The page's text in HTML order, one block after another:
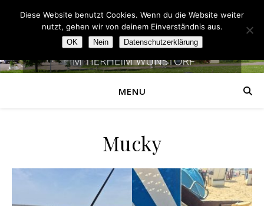
MENU
Mucky
Diese Website benutzt Cookies. Wenn du die Website weiter
nutzt, gehen wir von deinem Einverständnis aus.
OK Nein Datenschutzerklärung